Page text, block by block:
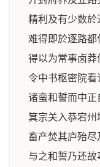
精利及有少数於
难得即於逐路
得以为常事卤莽
令中书枢密院看
诸蛮和誓而中正
箕宗关入恭宕州
畜产焚其庐殆
与之和誓乃还